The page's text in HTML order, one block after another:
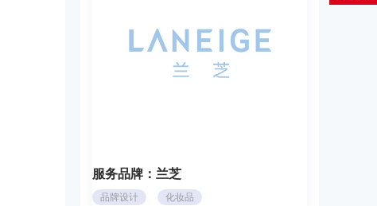
服务品牌： 兰芝
品牌设计 化妆品